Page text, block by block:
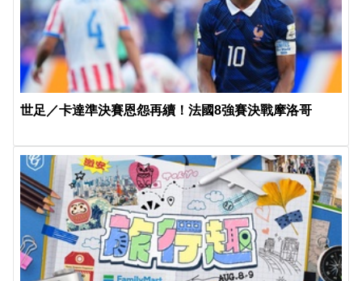
世足／卡達準決賽恩怨再續！法國8強賽決戰摩洛哥